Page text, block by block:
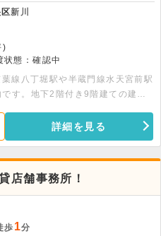
新川
)
状態：確認中
線八丁堀駅や半蔵門線水天宮前駅
す。地下2階付き9階建ての建物
詳細を見る
店舗事務所！
歩 1分